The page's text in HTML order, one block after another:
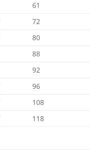
61
72
80
88
92
96
108
118